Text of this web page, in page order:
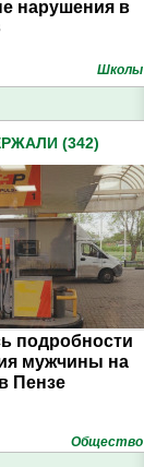
нарушения в
Школы
(342)
подробности
мужчины на
Пензе
Общество